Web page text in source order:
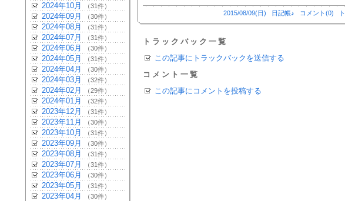
2024年10月 （31件）
2024年09月 （30件）
2024年08月 （31件）
2024年07月 （31件）
2024年06月 （30件）
2024年05月 （31件）
2024年04月 （30件）
2024年03月 （32件）
2024年02月 （29件）
2024年01月 （32件）
2023年12月 （31件）
2023年11月 （30件）
2023年10月 （31件）
2023年09月 （30件）
2023年08月 （31件）
2023年07月 （31件）
2023年06月 （30件）
2023年05月 （31件）
2023年04月 （30件）
2015/08/09(日) 日記帳♪ コメント(0)
トラックバック一覧
この記事にトラックバックを送信する
コメント一覧
この記事にコメントを投稿する